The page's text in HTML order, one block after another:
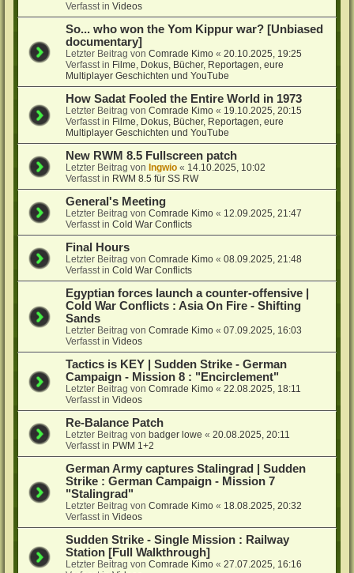
Verfasst inVideos
So... who won the Yom Kippur war? [Unbiased
documentary]
Letzter Beitrag vonComrade Kimo «20.10.2025, 19:25
Verfasst in Filme, Dokus, Bücher, Reportagen, eure
Multiplayer Geschichten und YouTube
How Sadat Fooled the Entire World in 1973
Letzter Beitrag vonComrade Kimo « 19.10.2025, 20:15
Verfasst in Filme, Dokus, Bücher, Reportagen, eure
Multiplayer Geschichten und YouTube
New RWM 8.5 Fullscreen patch
Letzter Beitrag vonIngwio « 14.10.2025, 10:02
Verfasst in RWM 8.5 für SS RW
General's Meeting
Letzter Beitrag vonComrade Kimo « 12.09.2025, 21:47
Verfasst inCold War Conflicts
Final Hours
Letzter Beitrag vonComrade Kimo «08.09.2025, 21:48
Verfasst inCold War Conflicts
Egyptian forces launch a counter-offensive |
Cold War Conflicts : Asia On Fire - Shifting
Sands
Letzter Beitrag vonComrade Kimo «07.09.2025, 16:03
Verfasst inVideos
Tactics is KEY | Sudden Strike - German
Campaign - Mission 8 : "Encirclement"
Letzter Beitrag vonComrade Kimo «22.08.2025, 18:11
Verfasst inVideos
Re-Balance Patch
Letzter Beitrag vonbadger lowe «20.08.2025, 20:11
Verfasst in PWM 1+2
German Army captures Stalingrad | Sudden
Strike : German Campaign - Mission 7
"Stalingrad"
Letzter Beitrag vonComrade Kimo « 18.08.2025, 20:32
Verfasst inVideos
Sudden Strike - Single Mission : Railway
Station [Full Walkthrough]
Letzter Beitrag vonComrade Kimo «27.07.2025, 16:16